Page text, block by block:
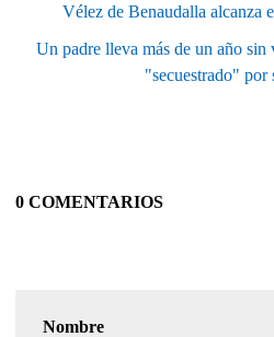
Vélez de Benaudalla alcanza
Un padre lleva más de un año sin
"secuestrado" por
0 COMENTARIOS
Nombre